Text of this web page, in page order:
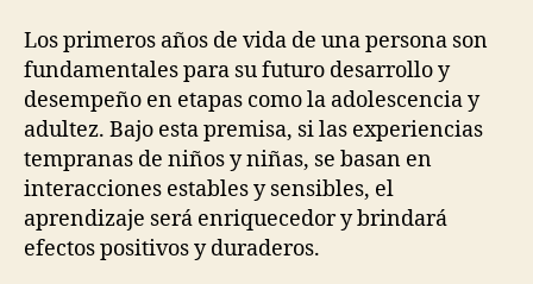
Los primeros años de vida de una persona son
fundamentales para su futuro desarrollo y
desempeño en etapas como la adolescencia y
adultez. Bajo esta premisa, si las experiencias
tempranas de niños y niñas, se basan en
interacciones estables y sensibles, el
aprendizaje será enriquecedor y brindará
efectos positivos y duraderos.